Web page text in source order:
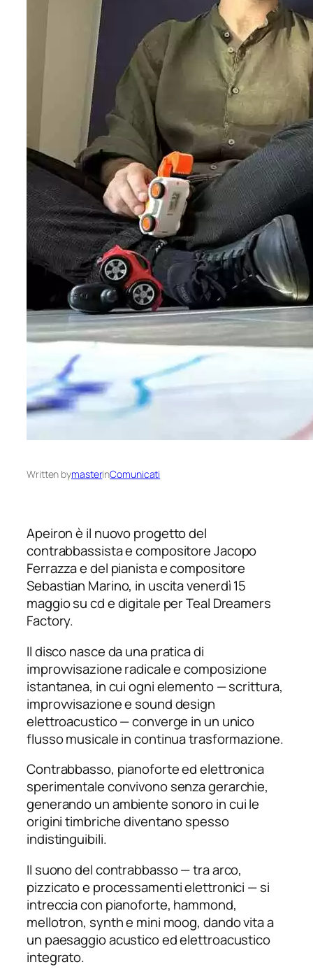
Written bymasterinComunicati
Apeironè il nuovo progetto del
contrabbassista e compositore Jacopo
Ferrazza e del pianista e compositore
Sebastian Marino, in uscita venerdì 15
maggio su cd e digitale per Teal Dreamers
Factory.
Il disco nasce da una pratica di
improvvisazione radicale e composizione
istantanea, in cui ogni elemento — scrittura,
improvvisazione e sound design
elettroacustico — converge in un unico
flusso musicale in continua trasformazione.
Contrabbasso, pianoforte ed elettronica
sperimentale convivono senza gerarchie,
generando un ambiente sonoro in cui le
origini timbriche diventano spesso
indistinguibili.
Il suono del contrabbasso — tra arco,
pizzicato e processamenti elettronici — si
intreccia con pianoforte, hammond,
mellotron, synth e mini moog, dando vita a
un paesaggio acustico ed elettroacustico
integrato.